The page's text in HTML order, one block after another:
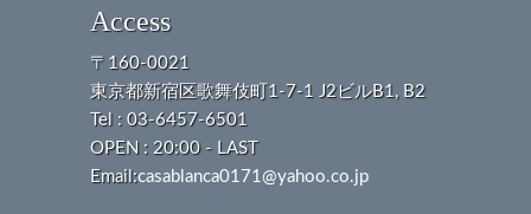
Access
〒160-0021
東京都新宿区歌舞伎町1-7-1 J2ビルB1, B2
Tel : 03-6457-6501
OPEN : 20:00 - LAST
Email:casablanca0171@yahoo.co.jp